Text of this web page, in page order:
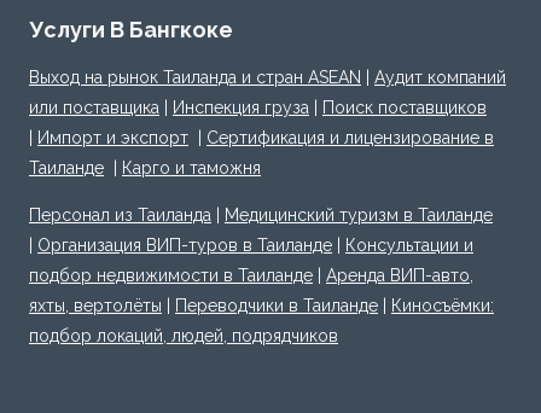
Услуги В Бангкоке
Выход на рынок Таиланда и стран ASEAN
Аудит компаний
или поставщика
Инспекция груза
Поиск поставщиков
Импорт и экспорт
Сертификация и лицензирование в
Таиланде
Карго и таможня
Персонал из Таиланда
Медицинский туризм в Таиланде
Организация ВИП-туров в Таиланде
Консультации и
подбор недвижимости в Таиланде
Аренда ВИП-авто,
яхты, вертолёты
Переводчики в Таиланде
Киносъёмки:
подбор локаций, людей, подрядчиков